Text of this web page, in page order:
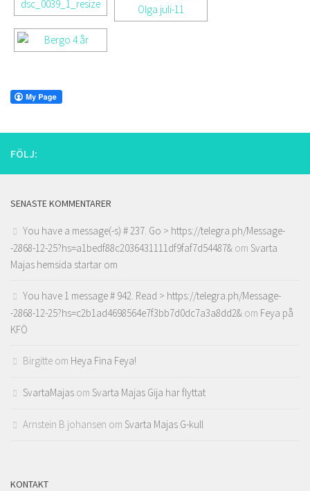
FÖLJ:
SENASTE KOMMENTARER
You have a message(-s) # 237. Go > https://telegra.ph/Message-
-2868-12-25?hs=a1bedf88c2036431111df9faf7d54487& om Svarta
Majas hemsida startar om
You have 1 message # 942. Read > https://telegra.ph/Message-
-2868-12-25?hs=c2b1ad4698564e7f3bb7d0dc7a3a8dd2& om Feya på
KFÖ
Birgitte om Heya Fina Feya!
SvartaMajas om Svarta Majas Gija har flyttat
Arnstein B johansen om Svarta Majas G-kull
KONTAKT